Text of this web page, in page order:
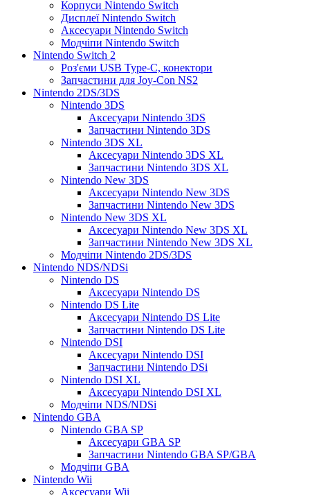
Корпуси Nintendo Switch
Дисплеї Nintendo Switch
Аксесуари Nintendo Switch
Модчіпи Nintendo Switch
Nintendo Switch 2
Роз'єми USB Type-C, конектори
Запчастини для Joy-Con NS2
Nintendo 2DS/3DS
Nintendo 3DS
Аксесуари Nintendo 3DS
Запчастини Nintendo 3DS
Nintendo 3DS XL
Аксесуари Nintendo 3DS XL
Запчастини Nintendo 3DS XL
Nintendo New 3DS
Аксесуари Nintendo New 3DS
Запчастини Nintendo New 3DS
Nintendo New 3DS XL
Аксесуари Nintendo New 3DS XL
Запчастини Nintendo New 3DS XL
Модчіпи Nintendo 2DS/3DS
Nintendo NDS/NDSi
Nintendo DS
Аксесуари Nintendo DS
Nintendo DS Lite
Аксесуари Nintendo DS Lite
Запчастини Nintendo DS Lite
Nintendo DSI
Аксесуари Nintendo DSI
Запчастини Nintendo DSi
Nintendo DSI XL
Аксесуари Nintendo DSI XL
Модчіпи NDS/NDSi
Nintendo GBA
Nintendo GBA SP
Аксесуари GBA SP
Запчастини Nintendo GBA SP/GBA
Модчіпи GBA
Nintendo Wii
Аксесуари Wii